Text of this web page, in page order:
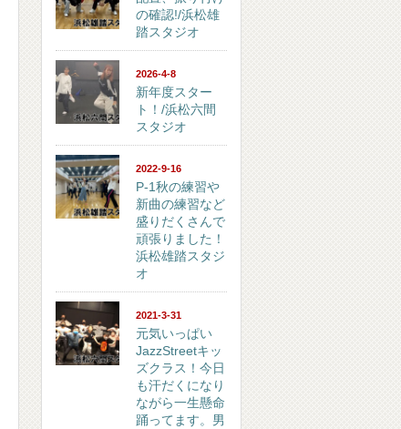
の確認!/浜松雄
踏スタジオ
2026-4-8
新年度スター
ト！/浜松六間
スタジオ
2022-9-16
P-1秋の練習や
新曲の練習など
盛りだくさんで
頑張りました！
浜松雄踏スタジ
オ
2021-3-31
元気いっぱい
JazzStreetキッ
ズクラス！今日
も汗だくになり
ながら一生懸命
踊ってます。男